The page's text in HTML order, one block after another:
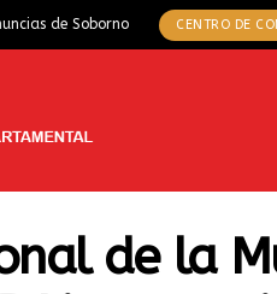
de Soborno CENTRO DE
de la